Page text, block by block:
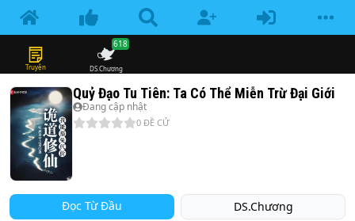
Truyện DS.Chương
618
Quỷ Đạo Tu Tiên: Ta Có Thể Miễn Trừ Đại Giới
Đang cập nhật
0 ĐỀ CỬ
Đọc Từ Đầu DS.Chương